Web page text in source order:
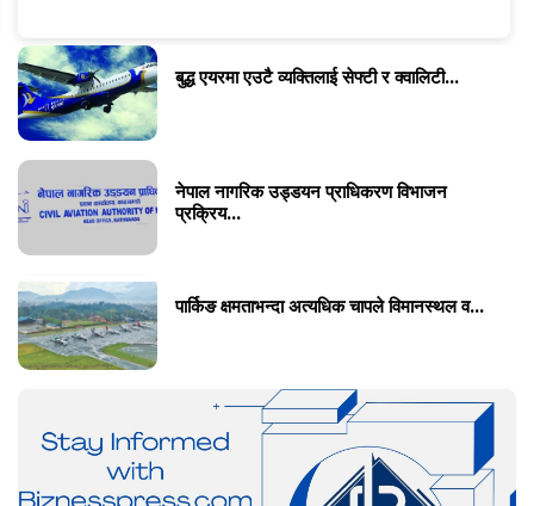
बुद्ध एयरमा एउटै व्यक्तिलाई सेफ्टी र क्वालिटी...
नेपाल नागरिक उड्डयन प्राधिकरण विभाजन
प्रक्रिय...
पार्किङ क्षमताभन्दा अत्यधिक चापले विमानस्थल व...